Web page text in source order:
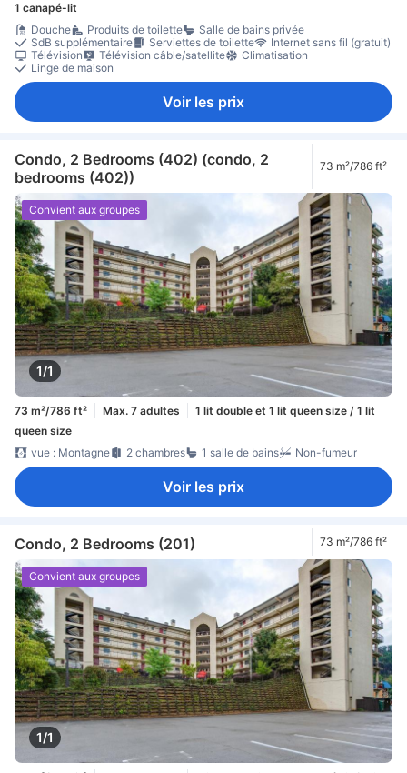
1 canapé-lit
Douche
Produits de toilette
Salle de bains privée
SdB supplémentaire
Serviettes de toilette
Internet sans fil (gratuit)
Télévision
Télévision câble/satellite
Climatisation
Linge de maison
Voir les prix
Condo, 2 Bedrooms (402) (condo, 2
bedrooms (402))
73 m²/786 ft²
1/1
Convient aux groupes
73 m²/786 ft² Max. 7 adultes
1 lit double et 1 lit queen size / 1 lit
queen size
vue : Montagne
2 chambres 1 salle de bains Non-fumeur
Voir les prix
Condo, 2 Bedrooms (201) 73 m²/786 ft²
1/1
Convient aux groupes